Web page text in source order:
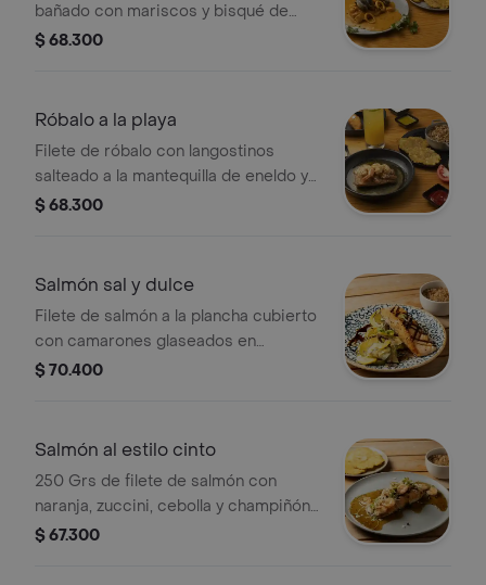
bañado con mariscos y bisqué de
langosta, con dos acompañamientos
$ 68.300
Róbalo a la playa
Filete de róbalo con langostinos
salteado a la mantequilla de eneldo y
vino blanco, con dos
$ 68.300
Salmón sal y dulce
Filete de salmón a la plancha cubierto
con camarones glaseados en
mantequilla, miel, especias y un toque
$ 70.400
Salmón al estilo cinto
250 Grs de filete de salmón con
naranja, zuccini, cebolla y champiñón
salteados al wok, preparación e
$ 67.300